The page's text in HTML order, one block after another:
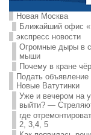
Новая Москва
Ближайший офис
экспресс новости
Огромные дыры в
мыши
Почему в кране
Подать объявление
Новые Ватутинки
Уже и вечером на
выйти? —
где
2, 3,4, 5